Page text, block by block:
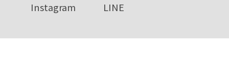
Instagram LINE